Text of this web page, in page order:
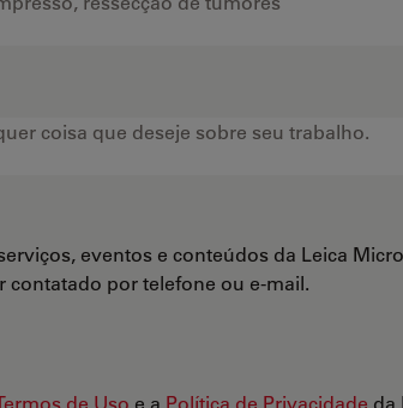
eventos e conteúdos da Leica
contatado por telefone ou e-mail.
de Uso e a Política de Privacidade da